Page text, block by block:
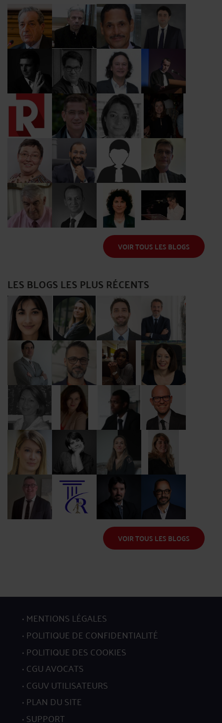
Me Caston Me Icard Me Auteville Me Kohen
Me Coussy Me Lejeune Me Chhum Me Schmitt
Me Rocheblave Me Colombani Me Geronimi Me Ghibaudo
Me Bogucki Me Ziegler Me Tall Me Rouland
Me Cahen Me Taurand
VOIR TOUS LES BLOGS
LES BLOGS LES PLUS RÉCENTS
Me Boumediene Me Salon
Me Cohen-
Boulakia
Me Blanc
Me Patou
Parvedy
Me Moreau Me Lemoine
Me Nieuviaert
Me Elkouby
Salomon
Moutoussamy
Me Suc
Me Thevenin Me Simard
Me Thomas
Combres
Me Coll
Me Kermeur Me Ouchia
VOIR TOUS LES BLOGS
MENTIONS LÉGALES
POLITIQUE DE CONFIDENTIALITÉ
POLITIQUE DES COOKIES
CGU AVOCATS
CGUV UTILISATEURS
PLAN DU SITE
SUPPORT